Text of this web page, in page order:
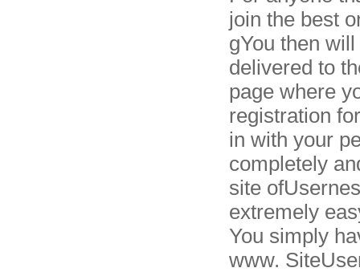
join the best
gYou then
delivered to
page where
registration
in with your
completely
site
extremely
You simply
www.